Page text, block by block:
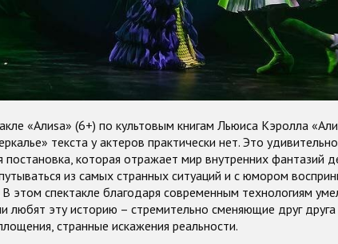
«Алиsа» (6+) по культовым книгам Льюиса Кэролла
текста у актеров практически нет. Это
которая отражает мир внутренних фантазий
из самых странных ситуаций и с юмором
этом спектакле благодаря современным технологиям
любят эту историю – стремительно сменяющие друг друга
странные искажения реальности.